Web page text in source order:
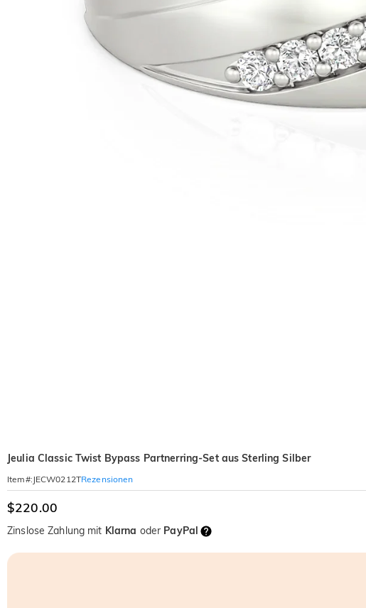
Jeulia Classic Twist Bypass Partnerring-Set aus Sterling Silber
Item#: JECW0212TRezensionen
$220.00
Zinslose Zahlung mit Klarna oder PayPal